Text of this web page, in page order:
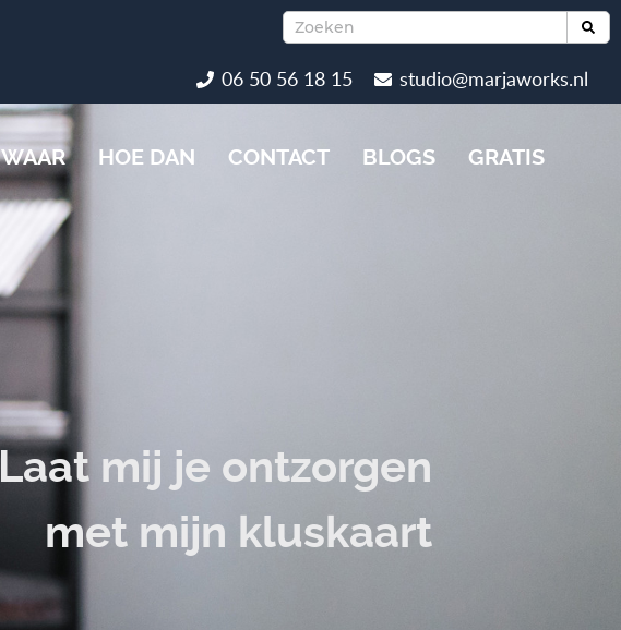
06 50 56 18 15 studio@marjaworks.nl
WAAR HOE DAN CONTACT BLOGS GRATIS
Laat mij je ontzorgen
met mijn kluskaart